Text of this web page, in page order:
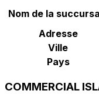
Nom de la
Adresse
Ville
Pays
COMMERCIAL